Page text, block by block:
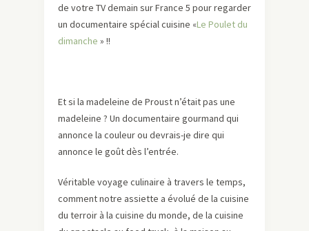
de votre TV demain sur France 5 pour regarder
un documentaire spécial cuisine «Le Poulet du
dimanche » !!
Et si la madeleine de Proust n’était pas une
madeleine ? Un documentaire gourmand qui
annonce la couleur ou devrais-je dire qui
annonce le goût dès l’entrée.
Véritable voyage culinaire à travers le temps,
comment notre assiette a évolué de la cuisine
du terroir à la cuisine du monde, de la cuisine